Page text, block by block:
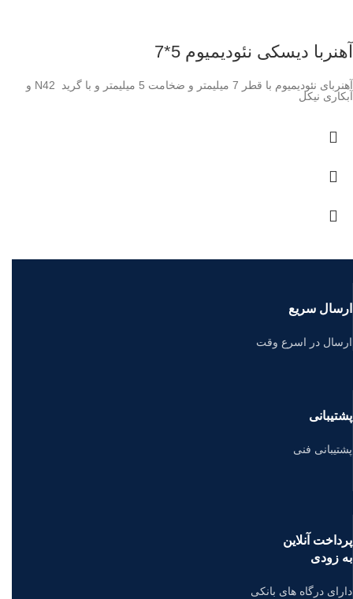
آهنربا دیسکی نئودیمیوم 5*7
آهنربای نئودیمیوم با قطر 7 میلیمتر و ضخامت 5 میلیمتر و با گرید N42 و
آبکاری نیکل
ارسال سریع
ارسال در اسرع وقت
پشتیبانی
پشتیبانی فنی
پرداخت آنلاین
به زودی
دارای درگاه های بانکی